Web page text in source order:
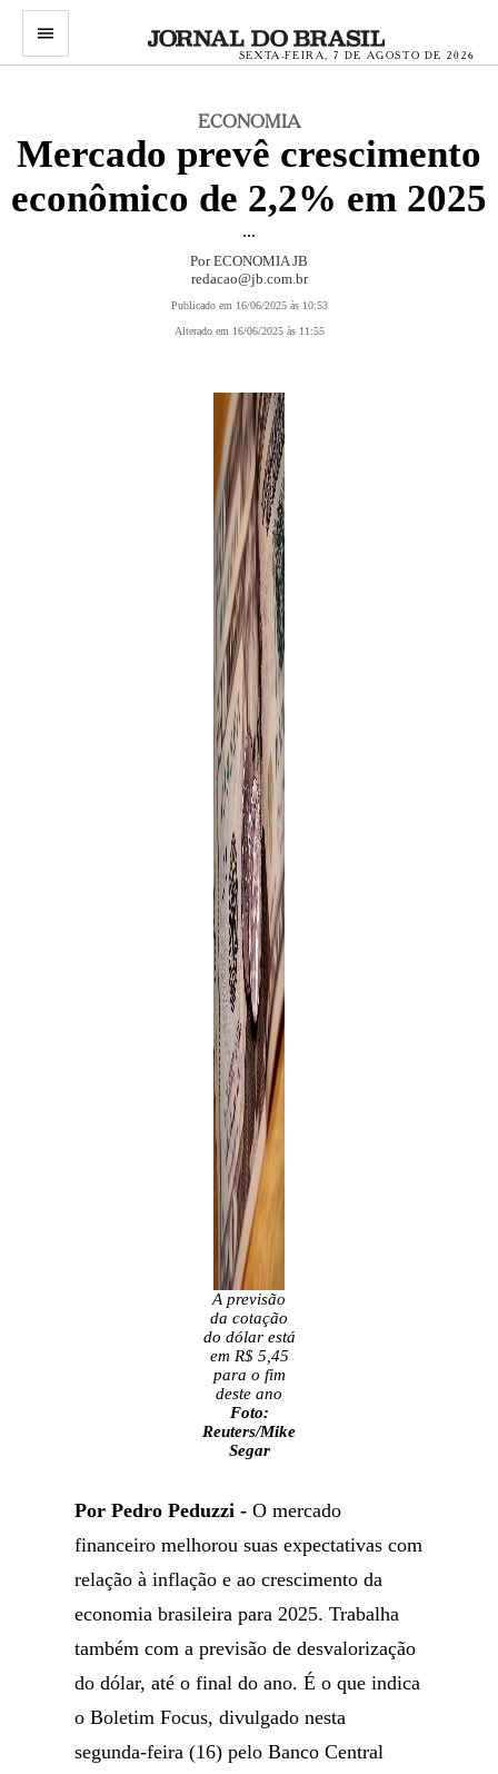
menu
SEXTA-FEIRA, 7 DE AGOSTO DE 2026
ECONOMIA
Mercado prevê crescimento
econômico de 2,2% em 2025
...
Por ECONOMIA JB
redacao@jb.com.br
Publicado em 16/06/2025 às 10:53
Alterado em 16/06/2025 às 11:55
A previsão
da cotação
do dólar está
em R$ 5,45
para o fim
deste ano
Foto:
Reuters/Mike
Segar
Por Pedro Peduzzi - O mercado
financeiro melhorou suas expectativas com
relação à inflação e ao crescimento da
economia brasileira para 2025. Trabalha
também com a previsão de desvalorização
do dólar, até o final do ano. É o que indica
o Boletim Focus, divulgado nesta
segunda-feira (16) pelo Banco Central